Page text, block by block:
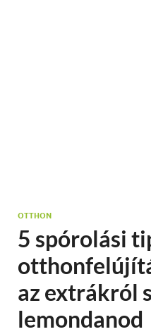
OTTHON
5 spórolási
az extrákról
lemondanod